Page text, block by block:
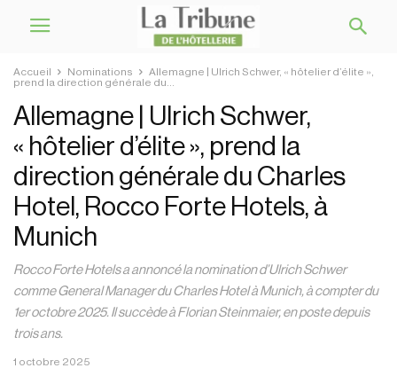
Accueil Nominations
Allemagne | Ulrich Schwer, « hôtelier d’élite »,
prend la direction générale du...
Allemagne | Ulrich Schwer,
« hôtelier d’élite », prend la
direction générale du Charles
Hotel, Rocco Forte Hotels, à
Munich
Rocco Forte Hotels a annoncé la nomination d’Ulrich Schwer
comme General Manager du Charles Hotel à Munich, à compter du
1er octobre 2025. Il succède à Florian Steinmaier, en poste depuis
trois ans.
1 octobre 2025